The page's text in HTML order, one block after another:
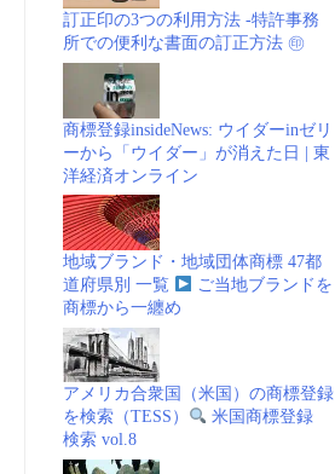
訂正印の3つの利用方法 -特許事務
所での便利な書面の訂正方法 ㊞
商標登録insideNews: ウイダーinゼリ
ーから「ウイダー」が消えた日 | 東
洋経済オンライン
地域ブランド・地域団体商標 47都
道府県別 一覧
ご当地ブランドを
商標から一纏め
アメリカ合衆国（米国）の商標登録
を検索（TESS）
米国商標登録
検索 vol.8